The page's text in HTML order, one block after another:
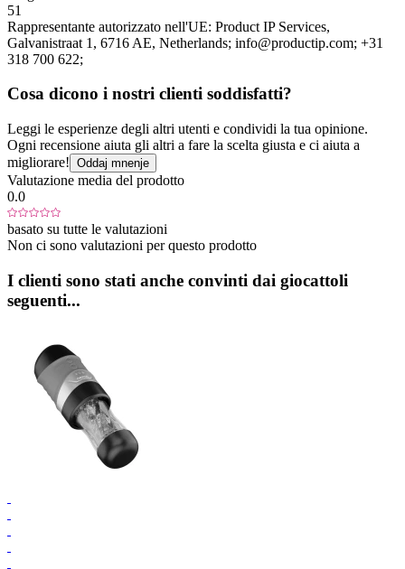
51
Rappresentante autorizzato nell'UE: Product IP Services,
Galvanistraat 1 , 6716 AE, Netherlands; info@productip.com; +31
318 700 622;
Cosa dicono i nostri clienti soddisfatti?
Leggi le esperienze degli altri utenti e condividi la tua opinione.
Ogni recensione aiuta gli altri a fare la scelta giusta e ci aiuta a
migliorare! Oddaj mnenje
Valutazione media del prodotto
0.0
basato su tutte le valutazioni
Non ci sono valutazioni per questo prodotto
I clienti sono stati anche convinti dai giocattoli
seguenti...